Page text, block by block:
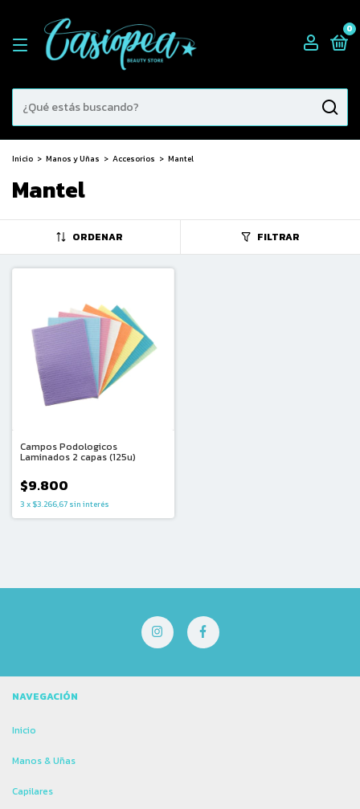
0
Inicio > Manos y Uñas > Accesorios > Mantel
Mantel
ORDENAR FILTRAR
Campos Podologicos
Laminados 2 capas (125u)
$9.800
3 x $3.266,67 sin interés
NAVEGACIÓN
Inicio
Manos & Uñas
Capilares